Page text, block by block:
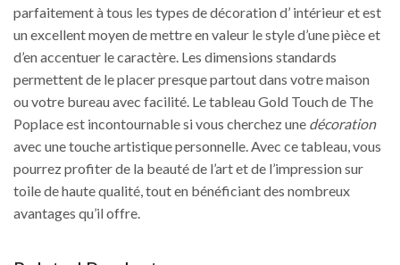
parfaitement à tous les types de décoration d’ intérieur et est
un excellent moyen de mettre en valeur le style d’une pièce et
d’en accentuer le caractère. Les dimensions standards
permettent de le placer presque partout dans votre maison
ou votre bureau avec facilité. Le tableau Gold Touch de The
Poplace est incontournable si vous cherchez une décoration
avec une touche artistique personnelle. Avec ce tableau, vous
pourrez profiter de la beauté de l’art et de l’impression sur
toile de haute qualité, tout en bénéficiant des nombreux
avantages qu’il offre.